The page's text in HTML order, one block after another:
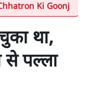
Ki Goonj
था,
से पल्ला